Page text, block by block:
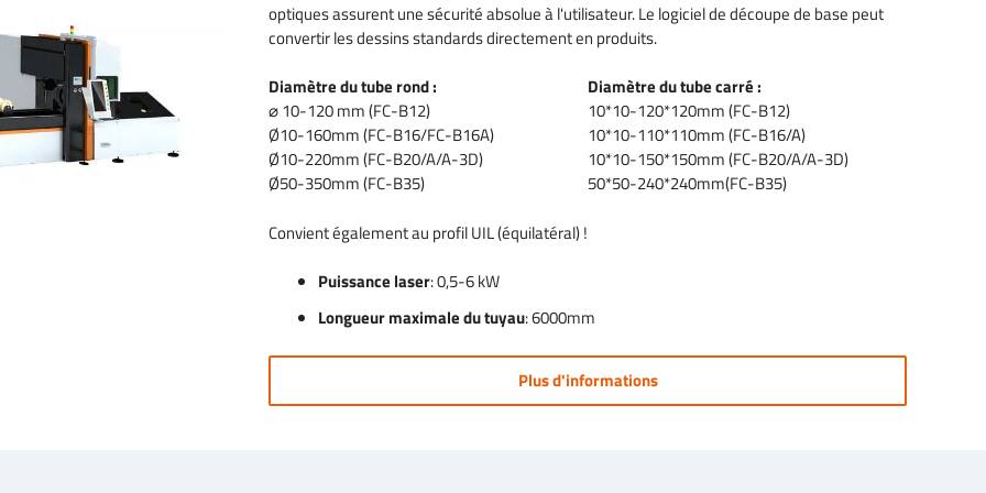
et des
optiques assurent une sécurité absolue à l'utilisateur. Le logiciel de découpe de base peut
convertir les dessins standards directement en produits.
Diamètre du tube rond :
⌀ 10-120 mm (FC-B12)
Ø10-160mm (FC-B16/FC-B16A)
Ø10-220mm (FC-B20/A/A-3D)
Ø50-350mm (FC-B35)
Convient également au profil UIL (équilatéral) !
Diamètre du tube carré :
10*10-120*120mm (FC-B12)
10*10-110*110mm (FC-B16/A)
10*10-150*150mm (FC-B20/A/A-3D)
50*50-240*240mm(FC-B35)
Puissance laser: 0,5-6 kW
Longueur maximale du tuyau: 6000mm
Plus d'informations